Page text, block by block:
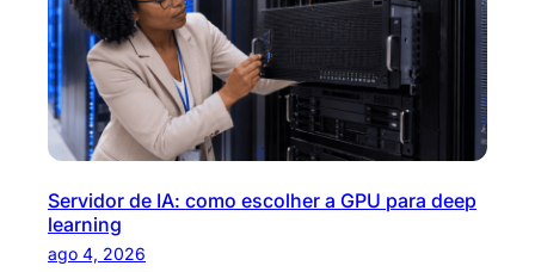
Servidor de IA: como escolher a GPU para deep
learning
ago 4, 2026